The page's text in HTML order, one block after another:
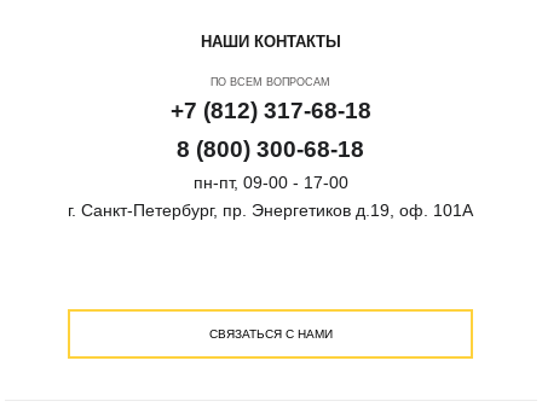
НАШИ КОНТАКТЫ
ПО ВСЕМ ВОПРОСАМ
+7 (812) 317-68-18
8 (800) 300-68-18
пн-пт, 09-00 - 17-00
г. Санкт-Петербург, пр. Энергетиков д.19, оф. 101А
СВЯЗАТЬСЯ С НАМИ